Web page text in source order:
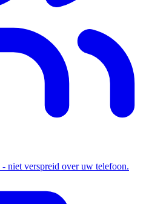
niet verspreid over uw telefoon.